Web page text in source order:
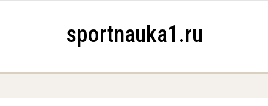
sportnauka1.ru